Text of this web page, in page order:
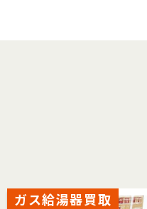
ガス給湯器買取